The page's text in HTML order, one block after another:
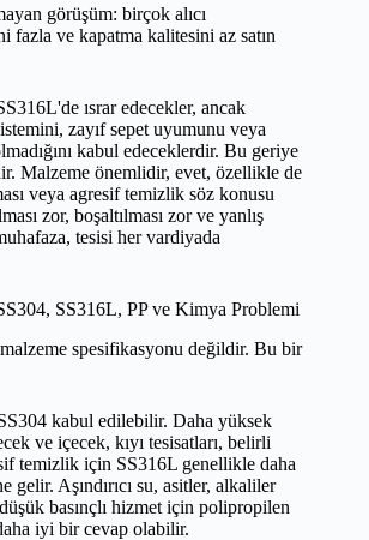
görüşüm: birçok alıcı
fazla ve kapatma kalitesini az satın
ısrar edecekler, ancak
zayıf sepet uyumunu veya
kabul edeceklerdir. Bu geriye
Malzeme önemlidir, evet, özellikle de
veya agresif temizlik söz konusu
zor, boşaltılması zor ve yanlış
tesisi her vardiyada
SS316L, PP ve Kimya Problemi
spesifikasyonu değildir. Bu bir
kabul edilebilir. Daha yüksek
ve içecek, kıyı tesisatları, belirli
temizlik için SS316L genellikle daha
gelir. Aşındırıcı su, asitler, alkaliler
basınçlı hizmet için polipropilen
iyi bir cevap olabilir.